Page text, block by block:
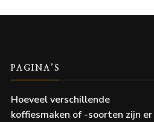
PAGINA’S
Hoeveel verschillende
koffiesmaken of -soorten zijn er